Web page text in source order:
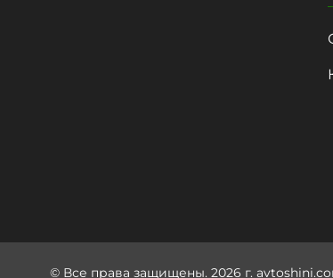
© Все права защищены. 2026 г.